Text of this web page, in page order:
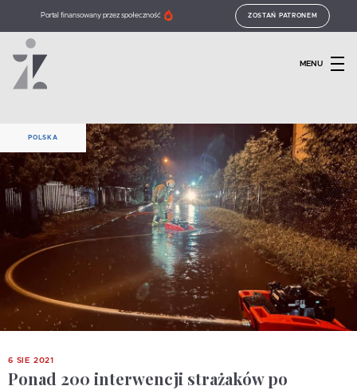
Portal finansowany przez społeczność ZOSTAŃ PATRONEM
MENU
POLSKA
6 SIE 2021
Ponad 200 interwencji strażaków po